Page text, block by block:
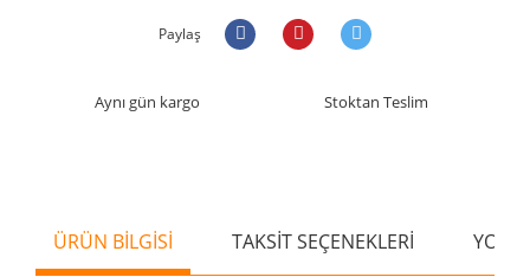
Paylaş
Aynı gün kargo Stoktan Teslim
ÜRÜN BİLGİSİ TAKSİT SEÇENEKLERİ